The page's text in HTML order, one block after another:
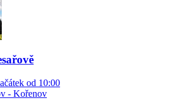
od 10:00
- Kořenov